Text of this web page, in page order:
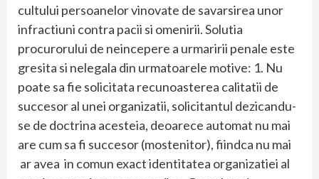
cultului persoanelor vinovate de savarsirea unor
infractiuni contra pacii si omenirii. Solutia
procurorului de neincepere a urmaririi penale este
gresita si nelegala din urmatoarele motive: 1. Nu
poate sa fie solicitata recunoasterea calitatii de
succesor al unei organizatii, solicitantul dezicandu-
se de doctrina acesteia, deoarece automat nu mai
are cum sa fi succesor (mostenitor), fiindca nu mai
ar avea in comun exact identitatea organizatiei al